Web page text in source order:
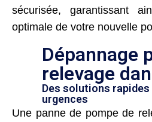
sécurisée, garantissant
optimale de votre nouvelle
Dépannage
relevage
Des solutions
urgences
Une panne de pompe de